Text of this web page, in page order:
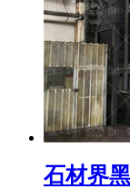
石材界